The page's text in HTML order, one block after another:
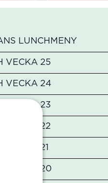
LUNCHMENY
VECKA 25
VECKA 24
VECKA 23
VECKA 22
VECKA 21
VECKA 20